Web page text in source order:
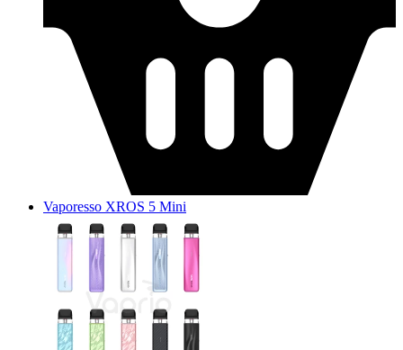
Vaporesso XROS 5 Mini